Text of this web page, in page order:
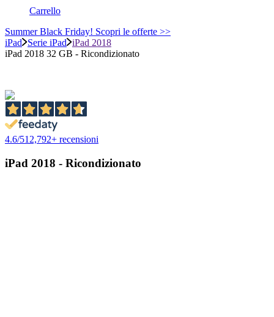
Carrello
Summer Black Friday! Scopri le offerte >>
iPad
Serie iPad iPad 2018
iPad 2018 32 GB - Ricondizionato
4.6/512,792+ recensioni
iPad 2018 - Ricondizionato